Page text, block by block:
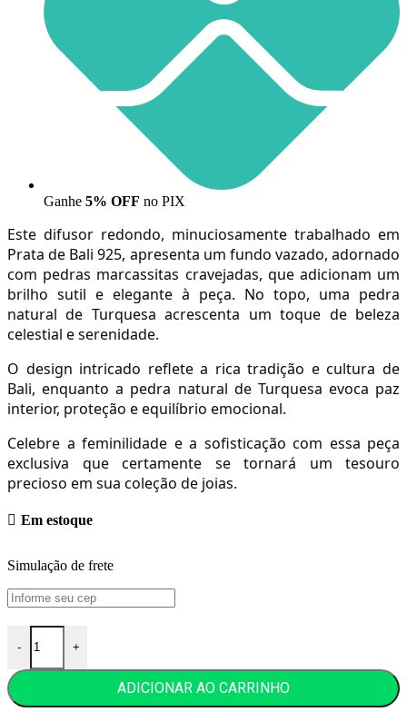
Ganhe 5% OFF no PIX
Este difusor redondo, minuciosamente trabalhado em
Prata de Bali 925, apresenta um fundo vazado, adornado
com pedras marcassitas cravejadas, que adicionam um
brilho sutil e elegante à peça. No topo, uma pedra
natural de Turquesa acrescenta um toque de beleza
celestial e serenidade.
O design intricado reflete a rica tradição e cultura de
Bali, enquanto a pedra natural de Turquesa evoca paz
interior, proteção e equilíbrio emocional.
Celebre a feminilidade e a sofisticação com essa peça
exclusiva que certamente se tornará um tesouro
precioso em sua coleção de joias.
Em estoque
Simulação de frete
-
Difusor Pessoal Cláudia Turquesa Prata 925 quantidade
+
ADICIONAR AO CARRINHO